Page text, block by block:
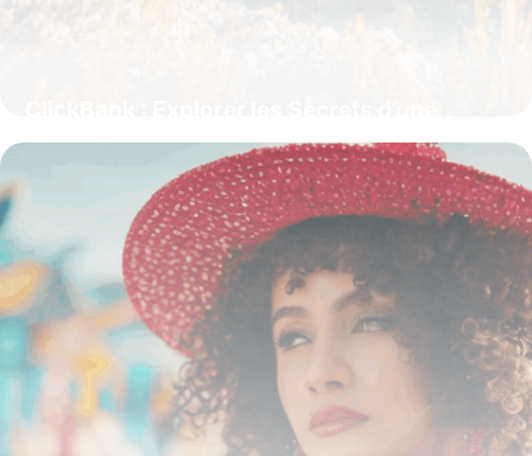
Plateforme d’Affiliation Performante